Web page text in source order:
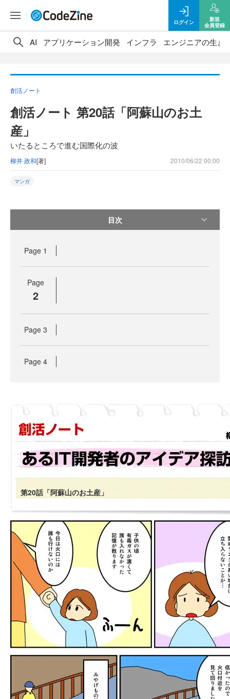
ログイン
新規
会員登録
AI アプリケーション開発 インフラ エンジニアの生き
創活ノート
創活ノート 第20話「阿蘇山のお土
産」
いたるところで進む国際化の波
柳井 政和[著] 2010/06/22 00:00
マンガ
目次
Page 1
Page
2
Page 3
Page 4
第20話「阿蘇山のお土産」